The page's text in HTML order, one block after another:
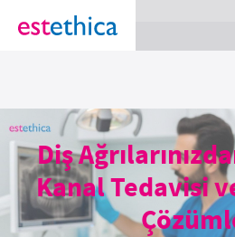
section Service {
Diş
Kanal Tedavisi